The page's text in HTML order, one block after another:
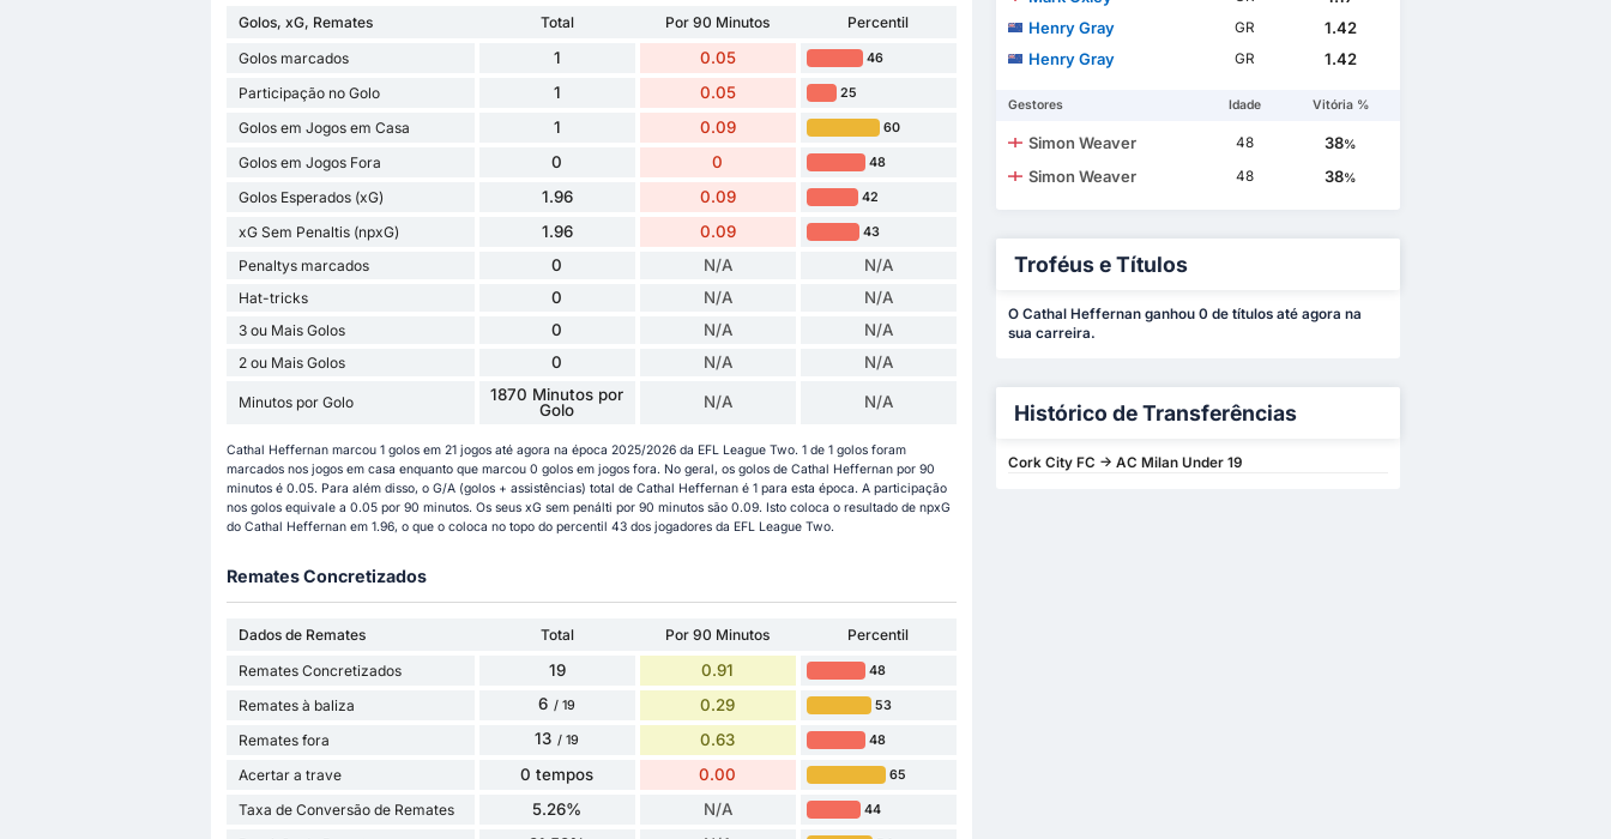
Golos, xG, Remates Total Por 90 Minutos
Percentil
Golos marcados
1 0.05 46
Participação no Golo 1 0.05 25
Golos em Jogos em Casa 1 0.09 60
Golos em Jogos Fora 0 0 48
Golos Esperados (xG) 1.96 0.09 42
xG Sem Penaltis (npxG) 1.96 0.09 43
Penaltys marcados 0 N/A N/A
Hat-tricks 0 N/A N/A
3 ou Mais Golos 0 N/A N/A
2 ou Mais Golos 0 N/A N/A
Minutos por Golo
1870 Minutos por
Golo
N/A N/A
Cathal Heffernan marcou 1 golos em 21 jogos até agora na época 2025/2026 da EFL League Two. 1 de 1 golos foram
marcados nos jogos em casa enquanto que marcou 0 golos em jogos fora. No geral, os golos de Cathal Heffernan por 90
minutos é 0.05. Para além disso, o G/A (golos + assistências) total de Cathal Heffernan é 1 para esta época. A participação
nos golos equivale a 0.05 por 90 minutos. Os seus xG sem penálti por 90 minutos são 0.09. Isto coloca o resultado de npxG
do Cathal Heffernan em 1.96, o que o coloca no topo do percentil 43 dos jogadores da EFL League Two.
Remates Concretizados
Dados de Remates Total Por 90 Minutos
Percentil
Remates Concretizados
19 0.91 48
Remates à baliza 6 / 19 0.29 53
Remates fora 13 / 19 0.63 48
Acertar a trave 0 tempos 0.00 65
Taxa de Conversão de Remates 5.26% N/A 44
Henry Gray
GR
1.42
Henry Gray
GR 1.42
Gestores Idade Vitória %
Simon Weaver 48 38%
Simon Weaver 48 38%
Troféus e Títulos
O Cathal Heffernan ganhou 0 de títulos até agora na
sua carreira.
Histórico de Transferências
Cork City FC -> AC Milan Under 19